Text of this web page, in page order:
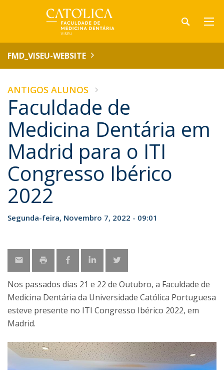
FMD_VISEU-WEBSITE
ANTIGOS ALUNOS
Faculdade de
Medicina Dentária em
Madrid para o ITI
Congresso Ibérico
2022
Segunda-feira, Novembro 7, 2022 - 09:01
Nos passados dias 21 e 22 de Outubro, a Faculdade de
Medicina Dentária da Universidade Católica Portuguesa
esteve presente no ITI Congresso Ibérico 2022, em
Madrid.